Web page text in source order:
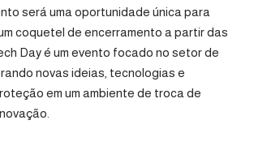
será uma oportunidade única para
coquetel de encerramento a partir das
Day é um evento focado no setor de
novas ideias, tecnologias e
em um ambiente de troca de